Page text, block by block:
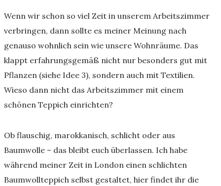
Wenn wir schon so viel Zeit in unserem Arbeitszimmer
verbringen, dann sollte es meiner Meinung nach
genauso wohnlich sein wie unsere Wohnräume. Das
klappt erfahrungsgemäß nicht nur besonders gut mit
Pflanzen (siehe Idee 3), sondern auch mit Textilien.
Wieso dann nicht das Arbeitszimmer mit einem
schönen Teppich einrichten?
Ob flauschig, marokkanisch, schlicht oder aus
Baumwolle – das bleibt euch überlassen. Ich habe
während meiner Zeit in London einen schlichten
Baumwollteppich selbst gestaltet, hier findet ihr die